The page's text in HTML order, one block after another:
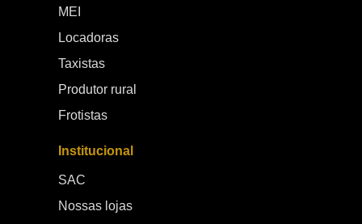
MEI
Locadoras
Taxistas
Produtor rural
Frotistas
Institucional
SAC
Nossas lojas